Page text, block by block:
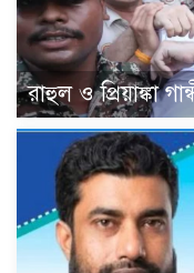
রাহুল ও প্রিয়াঙ্কা